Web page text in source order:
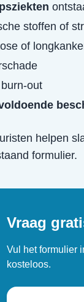
stoffen of
of
out
helpen
formulier.
Vraag
Vul het formulier
kosteloos.